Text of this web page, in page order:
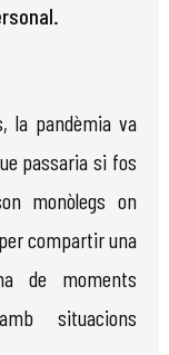
la pandèmia va
passaria si fos
monòlegs on
compartir una
de moments
situacions